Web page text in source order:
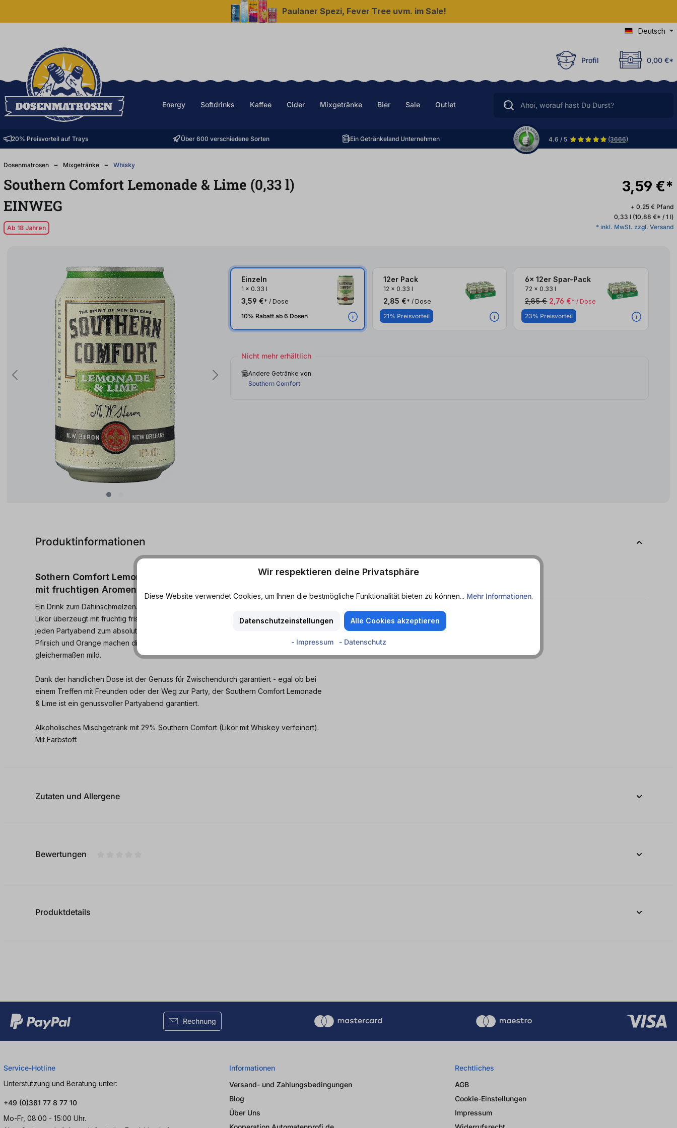
Paulaner Spezi, Fever Tree uvm. im Sale!
Deutsch
Profil 0,00 €*
Energy Softdrinks Kaffee Cider Mixgetränke Bier Sale Outlet
20% Preisvorteil auf Trays Über 600 verschiedene Sorten Ein Getränkeland Unternehmen 4.6 / 5 (3666)
Dosenmatrosen Mixgetränke Whisky
Southern Comfort Lemonade & Lime (0,33l)
EINWEG
Ab 18 Jahren
3,59 €*
+ 0,25 € Pfand
0,33 l (10,88 €* / 1 l)
* inkl. MwSt. zzgl. Versand
Einzeln
1 x 0.33 l
3,59 €* / Dose
10% Rabatt ab 6 Dosen
12er Pack
12 x 0.33 l
2,85 €* / Dose
21% Preisvorteil
6x 12er Spar-Pack
72 x 0.33 l
2,85 € 2,76 €* / Dose
23% Preisvorteil
Nicht mehr erhältlich
Andere Getränke von
Southern Comfort
Produktinformationen
Sothern Comfort Lemonade & Lime - der erfrischende Klassiker
mit fruchtigen Aromen von Limette und Limonade.
Ein Drink zum Dahinschmelzen... dieser erfrischende Mix mit hochwertigem Whyskey
Likör überzeugt mit fruchtig frischen Aromen von Limonade und Limette und macht
jeden Partyabend zum absoluten Genuss für die Sinne. Die Hauptaromen wie Vanille,
Pfirsich und Orange machen diesen Drink aromenreich im Geschmack und
gleichermaßen mild.
Dank der handlichen Dose ist der Genuss für Zwischendurch garantiert - egal ob bei
einem Treffen mit Freunden oder der Weg zur Party, der Southern Comfort Lemonade
& Lime ist ein genussvoller Partyabend garantiert.
Alkoholisches Mischgetränk mit 29% Southern Comfort (Likör mit Whiskey verfeinert).
Mit Farbstoff.
Geschmack
Merkmale
Fruchtig - Süß
Zutaten und Allergene
Bewertungen
Produktdetails
Rechnung
Service-Hotline
Unterstützung und Beratung unter:
+49 (0)381 77 8 77 10
Mo-Fr, 08:00 - 15:00 Uhr.
Informationen
Versand- und Zahlungsbedingungen
Blog
Über Uns
Rechtliches
AGB
Cookie-Einstellungen
Impressum
Wir respektieren deine Privatsphäre
Diese Website verwendet Cookies, um Ihnen die bestmögliche Funktionalität bieten zu können... Mehr Informationen.
Datenschutzeinstellungen Alle Cookies akzeptieren
- Impressum - Datenschutz